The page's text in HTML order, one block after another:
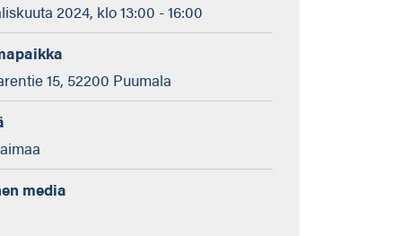
2024, klo 13:00 - 16:00
15, 52200 Puumala
media